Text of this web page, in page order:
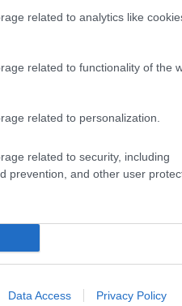
related to analytics like
related to functionality of the
related to personalization.
related to security, including
prevention, and other user
Data Access Privacy Policy
τους λόγους της
που έχασε ο
σχετικό άγχος